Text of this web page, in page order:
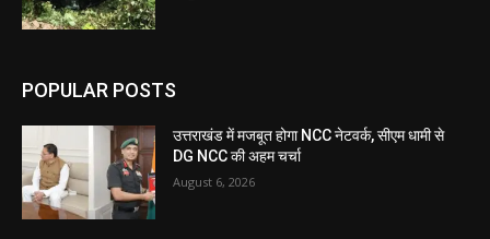
POPULAR POSTS
उत्तराखंड में मजबूत होगा NCC नेटवर्क, सीएम धामी से
DG NCC की अहम चर्चा
August 6, 2026